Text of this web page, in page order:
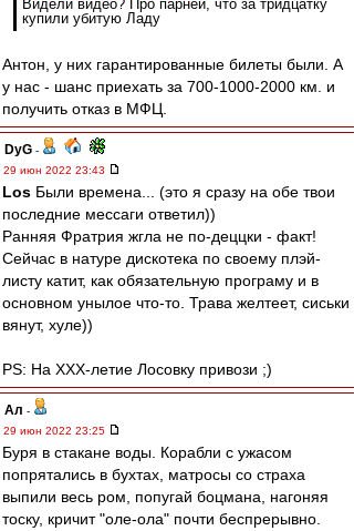
Видели видео? Про парней, что за тридцатку
купили убитую Ладу
Антон, у них гарантированные билеты были. А
у нас - шанс приехать за 700-1000-2000 км. и
получить отказ в МФЦ.
DyG -
29 июн 2022 23:43
Los Были времена... (это я сразу на обе твои
последние мессаги ответил))
Ранняя Фратрия жгла не по-деццки - факт!
Сейчас в натуре дискотека по своему плэй-
листу катит, как обязательную програму и в
основном унылое что-то. Трава желтеет, сиськи
вянут, хуле))
PS: На ХХХ-летие Лосовку привози ;)
Ал -
29 июн 2022 23:25
Буря в стакане воды. Корабли с ужасом
попрятались в бухтах, матросы со страха
выпили весь ром, попугай боцмана, нагоняя
тоску, кричит "оле-ола" почти беспрерывно.